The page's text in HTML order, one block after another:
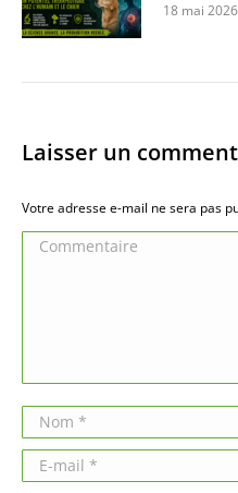
18 mai 2026
Laisser un
Votre adresse e-mail ne sera pas
Commentaire
Nom *
E-mail *